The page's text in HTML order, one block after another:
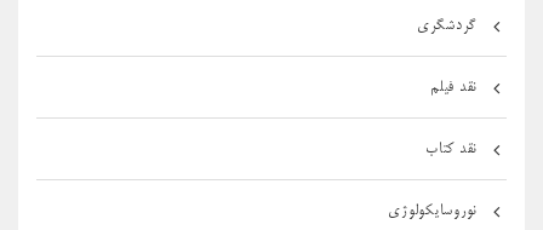
گردشگری
نقد فیلم
نقد کتاب
نوروسایکولوژی